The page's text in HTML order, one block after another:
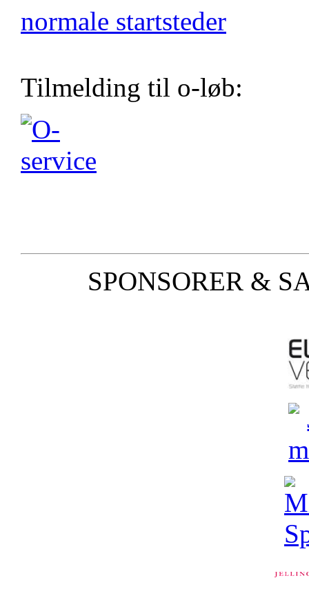
normale startsteder
Tilmelding til o-løb:
SPONSORER &